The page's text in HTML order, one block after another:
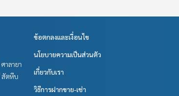
าลายา
สัตหีบ
ข้อตกลงและเงื่อนไข
นโยบายความเป็นส่วนตัว
เกี่ยวกับเรา
วิธีการฝากขาย-เช่า